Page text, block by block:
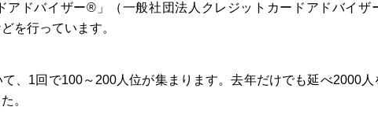
アドバイザー®︎」（一般社団法人クレジットカードアドバイザ
を行っています。
、1回で100～200人位が集まります。去年だけでも延べ2000人
。